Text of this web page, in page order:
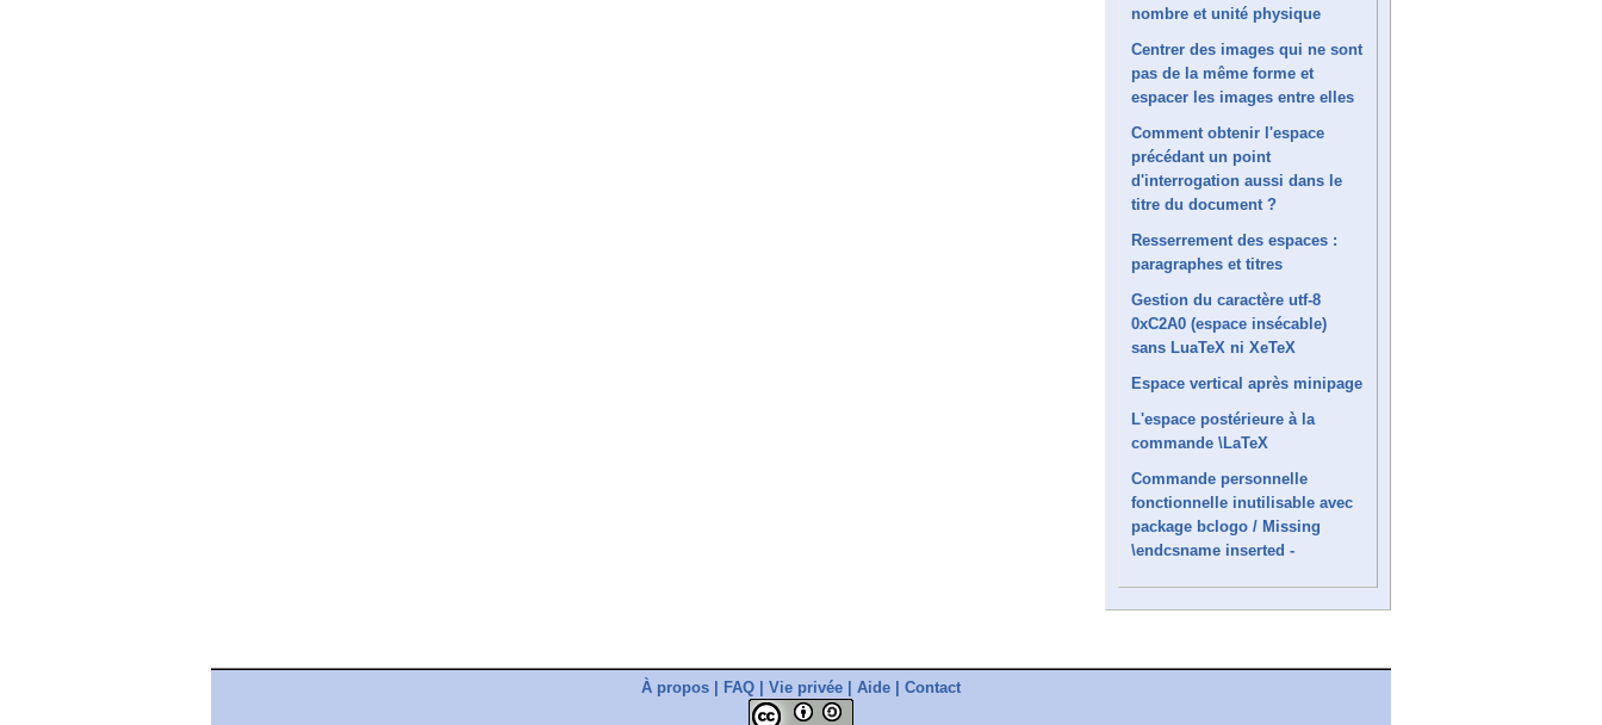
nombre et unité physique
Centrer des images qui ne sont
pas de la même forme et
espacer les images entre elles
Comment obtenir l'espace
précédant un point
d'interrogation aussi dans le
titre du document ?
Resserrement des espaces :
paragraphes et titres
Gestion du caractère utf-8
0xC2A0 (espace insécable)
sans LuaTeX ni XeTeX
Espace vertical après minipage
L'espace postérieure à la
commande \LaTeX
Commande personnelle
fonctionnelle inutilisable avec
package bclogo / Missing
\endcsname inserted -
À propos | FAQ | Vie privée | Aide | Contact